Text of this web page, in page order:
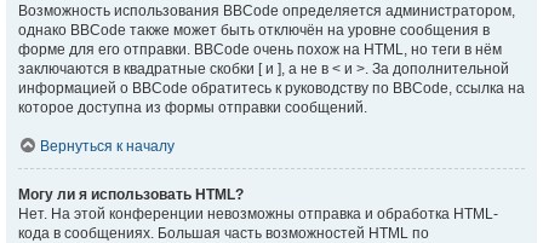
Возможность использования BBCode определяется администратором,
однако BBCode также может быть отключён на уровне сообщения в
форме для его отправки. BBCode очень похож на HTML, но теги в нём
заключаются в квадратные скобки [ и ], а не в < и >. За дополнительной
информацией о BBCode обратитесь к руководству по BBCode, ссылка на
которое доступна из формы отправки сообщений.
Вернуться к началу
Могу ли я использовать HTML?
Нет. На этой конференции невозможны отправка и обработка HTML-
кода в сообщениях. Большая часть возможностей HTML по